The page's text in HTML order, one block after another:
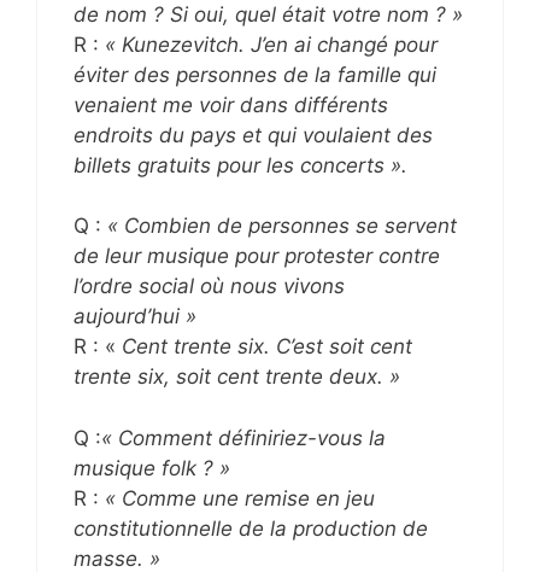
de nom ? Si oui, quel était votre nom ? »
R : « Kunezevitch. J’en ai changé pour
éviter des personnes de la famille qui
venaient me voir dans différents
endroits du pays et qui voulaient des
billets gratuits pour les concerts ».
Q : « Combien de personnes se servent
de leur musique pour protester contre
l’ordre social où nous vivons
aujourd’hui »
R : « Cent trente six. C’est soit cent
trente six, soit cent trente deux. »
Q :« Comment définiriez-vous la
musique folk ? »
R : « Comme une remise en jeu
constitutionnelle de la production de
masse. »